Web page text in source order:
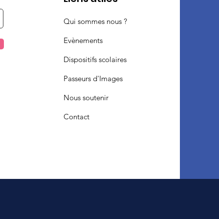
Qui sommes nous ?
Evènements
Dispositifs scolaires
Passeurs d'Images
Nous soutenir
Contact